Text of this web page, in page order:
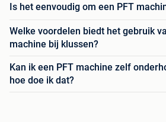
Is het eenvoudig om een PFT
Welke voordelen biedt het gebruik
machine bij klussen?
Kan ik een PFT machine zelf
hoe doe ik dat?